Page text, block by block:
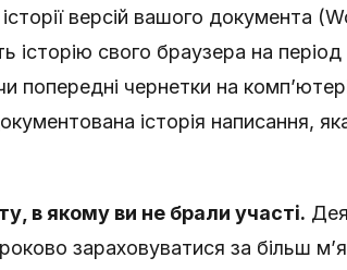
версій вашого документа
історію свого браузера на період
попередні чернетки на
історія написання,
в якому ви не брали участі.
зараховуватися за більш